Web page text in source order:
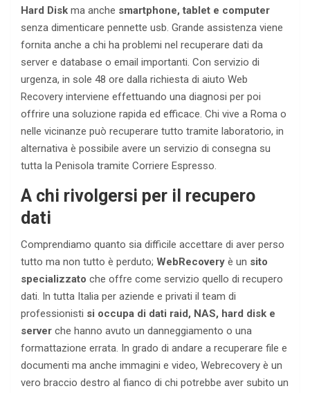
Hard Disk ma anche smartphone, tablet e computer
senza dimenticare pennette usb. Grande assistenza viene
fornita anche a chi ha problemi nel recuperare dati da
server e database o email importanti. Con servizio di
urgenza, in sole 48 ore dalla richiesta di aiuto Web
Recovery interviene effettuando una diagnosi per poi
offrire una soluzione rapida ed efficace. Chi vive a Roma o
nelle vicinanze può recuperare tutto tramite laboratorio, in
alternativa è possibile avere un servizio di consegna su
tutta la Penisola tramite Corriere Espresso.
A chi rivolgersi per il recupero
dati
Comprendiamo quanto sia difficile accettare di aver perso
tutto ma non tutto è perduto; WebRecovery è un sito
specializzato che offre come servizio quello di recupero
dati. In tutta Italia per aziende e privati il team di
professionisti si occupa di dati raid, NAS, hard disk e
server che hanno avuto un danneggiamento o una
formattazione errata. In grado di andare a recuperare file e
documenti ma anche immagini e video, Webrecovery è un
vero braccio destro al fianco di chi potrebbe aver subito un